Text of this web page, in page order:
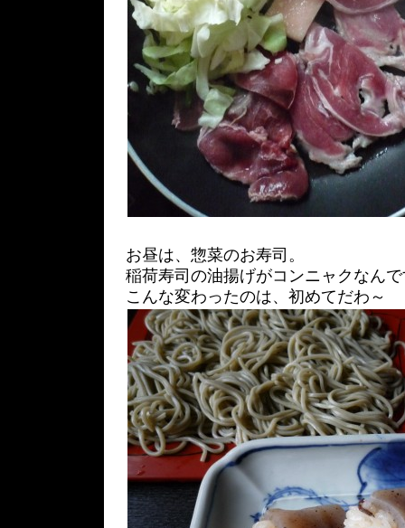
お昼は、惣菜のお寿司。
稲荷寿司の油揚げがコンニャクなん
こんな変わったのは、初めてだわ～